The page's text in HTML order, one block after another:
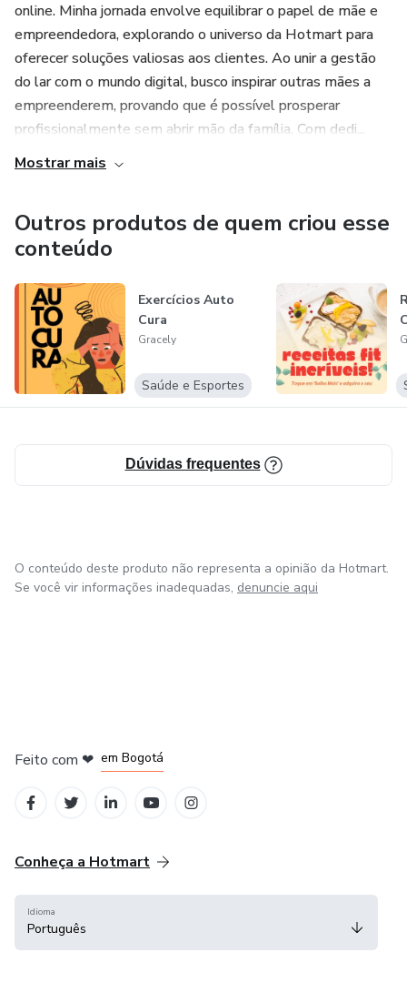
online. Minha jornada envolve equilibrar o papel de mãe e
empreendedora, explorando o universo da Hotmart para
oferecer soluções valiosas aos clientes. Ao unir a gestão
do lar com o mundo digital, busco inspirar outras mães a
empreenderem, provando que é possível prosperar
profissionalmente sem abrir mão da família. Com dedi...
Mostrar mais
Outros produtos de quem criou esse
conteúdo
Exercícios Auto
Cura
Gracely
Saúde e Esportes
Dúvidas frequentes
O conteúdo deste produto não representa a opinião da Hotmart.
Se você vir informações inadequadas, denuncie aqui
Feito com ❤ em Bogotá
Conheça a Hotmart
Idioma
Português